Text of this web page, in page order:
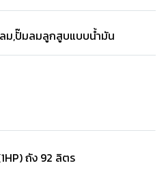
ม,ปั๊มลมลูกสูบแบบน้ำมัน
ถัง 92 ลิตร